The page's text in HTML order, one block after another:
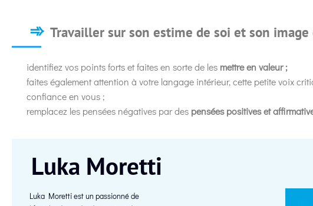
Travailler sur son estime de soi et son image
identifiez vos points forts et faites en sorte de les mettre en valeur ;
faites également attention à votre langage intérieur, cette petite voix
confiance en vous ;
remplacez les pensées négatives par des pensées positives et
Luka Moretti
Luka Moretti est un passionné de